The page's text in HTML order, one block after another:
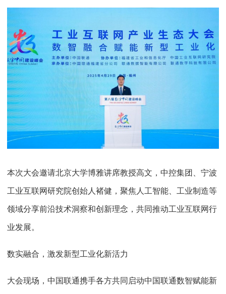
本次大会邀请北京大学博雅讲席教授高文，中控集团、宁波
工业互联网研究院创始人褚健，聚焦人工智能、工业制造等
领域分享前沿技术洞察和创新理念，共同推动工业互联网行
业发展。
数实融合，激发新型工业化新活力
大会现场，中国联通携手各方共同启动中国联通数智赋能新